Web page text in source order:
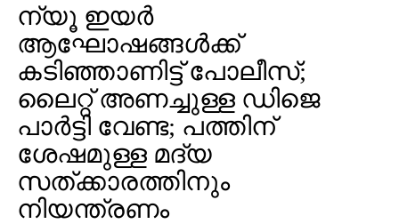
ന്യൂ ഇയര്‍
ആഘോഷങ്ങള്‍ക്ക്
കടിഞ്ഞാണിട്ട് പോലീസ്;
ലൈറ്റ് അണച്ചുള്ള ഡിജെ
പാര്‍ട്ടി വേണ്ട; പത്തിന്
ശേഷമുള്ള മദ്യ
സത്ക്കാരത്തിനും
നിയന്ത്രണം